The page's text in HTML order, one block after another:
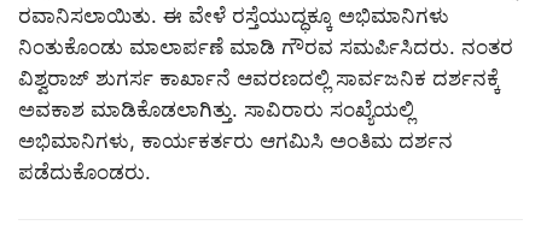
ರವಾನಿಸಲಾಯಿತು. ಈ ವೇಳೆ ರಸ್ತೆಯುದ್ಧಕ್ಕೂ ಅಭಿಮಾನಿಗಳು
ನಿಂತುಕೊಂಡು ಮಾಲಾರ್ಪಣೆ ಮಾಡಿ ಗೌರವ ಸಮರ್ಪಿಸಿದರು. ನಂತರ
ವಿಶ್ವರಾಜ್ ಶುಗರ್ಸ ಕಾರ್ಖಾನೆ ಆವರಣದಲ್ಲಿ ಸಾರ್ವಜನಿಕ ದರ್ಶನಕ್ಕೆ
ಅವಕಾಶ ಮಾಡಿಕೊಡಲಾಗಿತ್ತು. ಸಾವಿರಾರು ಸಂಖ್ಯೆಯಲ್ಲಿ
ಅಭಿಮಾನಿಗಳು, ಕಾರ್ಯಕರ್ತರು ಆಗಮಿಸಿ ಅಂತಿಮ ದರ್ಶನ
ಪಡೆದುಕೊಂಡರು.